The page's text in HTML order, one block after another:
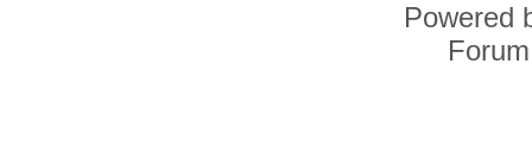
Powered